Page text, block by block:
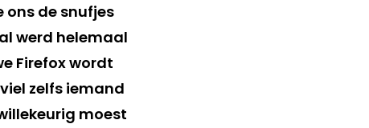
ons de snufjes
werd helemaal
Firefox wordt
zelfs iemand
moest